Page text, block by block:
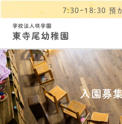
7:30~18:30 預
入園募